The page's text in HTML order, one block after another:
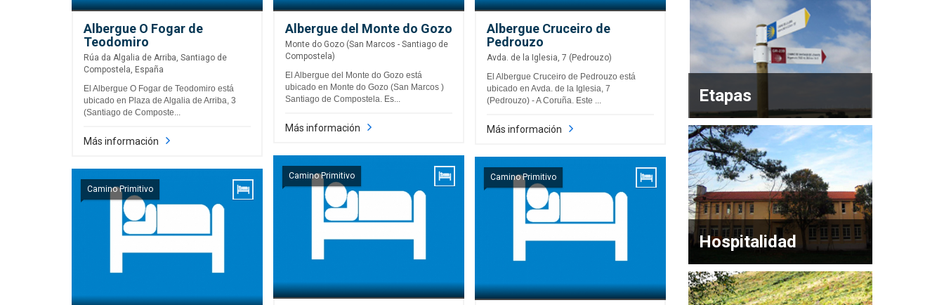
Albergue O Fogar de
Teodomiro
Rúa da Algalia de Arriba, Santiago de
Compostela, España
El Albergue O Fogar de Teodomiro está
ubicado en Plaza de Algalia de Arriba, 3
(Santiago de Composte...
Más información
Albergue del Monte do Gozo
Monte do Gozo (San Marcos - Santiago de
Compostela)
El Albergue del Monte do Gozo está
ubicado en Monte do Gozo (San Marcos )
Santiago de Compostela. Es...
Más información
Albergue Cruceiro de
Pedrouzo
Avda. de la Iglesia, 7 (Pedrouzo)
El Albergue Cruceiro de Pedrouzo está
ubicado en Avda. de la Iglesia, 7
(Pedrouzo) - A Coruña. Este ...
Más información
Camino Primitivo Camino Primitivo
Camino Primitivo
Etapas
Hospitalidad